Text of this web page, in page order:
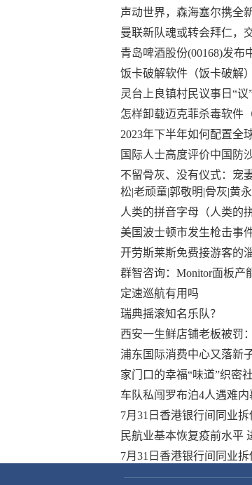
声动世界，森海塞尔携全
曼联新队魂或转会拜仁，
青岛啤酒股份(00168)发布
饭卡破解软件（饭卡破解）
灵台上良镇村民议事日“议
怎样卸载迈克菲杀毒软件
2023年下半年如何配置全
国际人士高度评价中国防
不留骨灰、没有仪式：宠
松|老顽童|郭敬明|骨灰|黄
人类的拼音字母（人类的
美国波士顿市发生枪击事
开劳斯莱斯免费接游客的
群智咨询：Monitor面板产
定速巡航有用吗
瑞典摇滚知名乐队？
西安一生鲜店铺老板被罚
浦东国际消费中心又落新
家门口的幸福“味道”织密
车队私闯罗布泊4人遇难
7月31日香港银行间同业
民航业基本恢复疫前水平
7月31日香港银行间同业